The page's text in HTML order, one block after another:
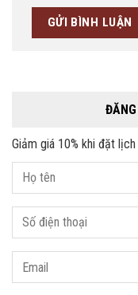
Giảm giá 10% khi đặt